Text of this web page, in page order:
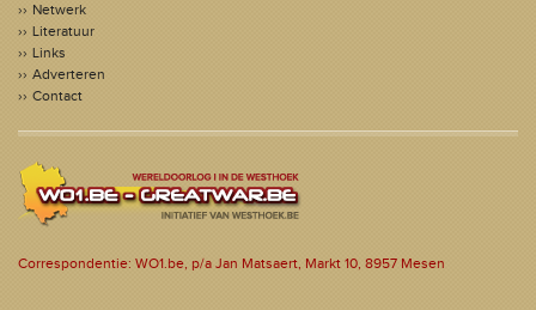
Netwerk
Literatuur
Links
Adverteren
Contact
Correspondentie: WO1.be, p/a Jan Matsaert, Markt 10, 8957 Mesen